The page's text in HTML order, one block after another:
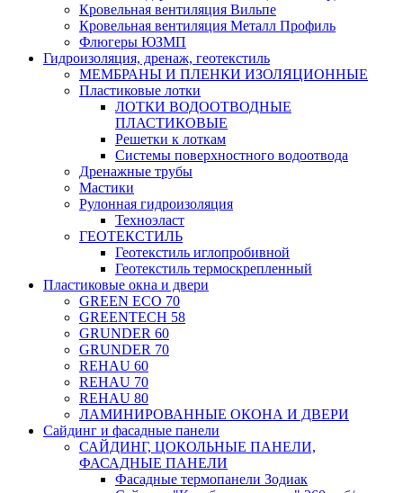
Кровельная вентиляция Вильпе
Кровельная вентиляция Металл Профиль
Флюгеры ЮЗМП
Гидроизоляция, дренаж, геотекстиль
МЕМБРАНЫ И ПЛЕНКИ ИЗОЛЯЦИОННЫЕ
Пластиковые лотки
ЛОТКИ ВОДООТВОДНЫЕ
ПЛАСТИКОВЫЕ
Решетки к лоткам
Системы поверхностного водоотвода
Дренажные трубы
Мастики
Рулонная гидроизоляция
Техноэласт
ГЕОТЕКСТИЛЬ
Геотекстиль иглопробивной
Геотекстиль термоскрепленный
Пластиковые окна и двери
GREEN ECO 70
GREENTECH 58
GRUNDER 60
GRUNDER 70
REHAU 60
REHAU 70
REHAU 80
ЛАМИНИРОВАННЫЕ ОКОНА И ДВЕРИ
Сайдинг и фасадные панели
САЙДИНГ, ЦОКОЛЬНЫЕ ПАНЕЛИ,
ФАСАДНЫЕ ПАНЕЛИ
Фасадные термопанели Зодиак